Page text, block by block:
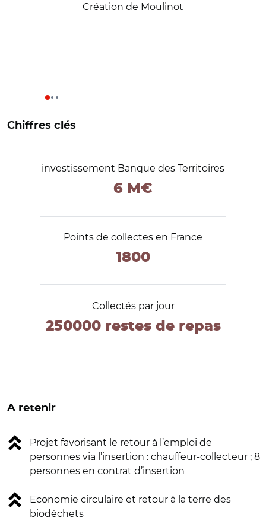
Création de Moulinot
Chiffres clés
investissement Banque des Territoires
6 M€
Points de collectes en France
1800
Collectés par jour
250000 restes de repas
A retenir
Projet favorisant le retour à l’emploi de
personnes via l’insertion : chauffeur-collecteur ; 8
personnes en contrat d’insertion
Economie circulaire et retour à la terre des
biodéchets